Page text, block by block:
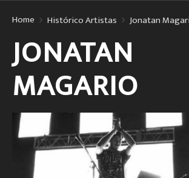
Home Histórico Artistas Jonatan
JONATAN
MAGARIO